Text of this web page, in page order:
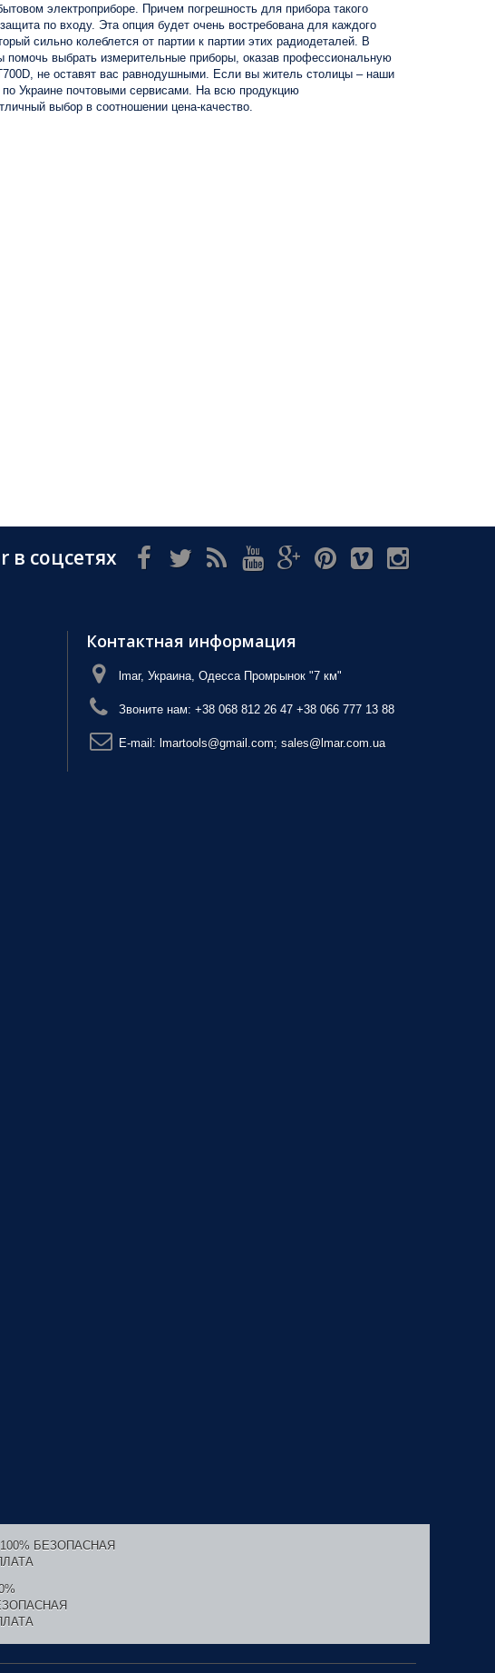
электроприборе. Причем погрешность для прибора такого
по входу. Эта опция будет очень востребована для каждого
сильно колеблется от партии к партии этих радиодеталей. В
выбрать измерительные приборы, оказав профессиональную
не оставят вас равнодушными. Если вы житель столицы – наши
Украине почтовыми сервисами. На всю продукцию
выбор в соотношении цена-качество.
в соцсетях
Контактная информация
lmar, Украина, Одесса Промрынок "7 км"
Звоните нам: +38 068 812 26 47 +38 066 777 13 88
E-mail: lmartools@gmail.com; sales@lmar.com.ua